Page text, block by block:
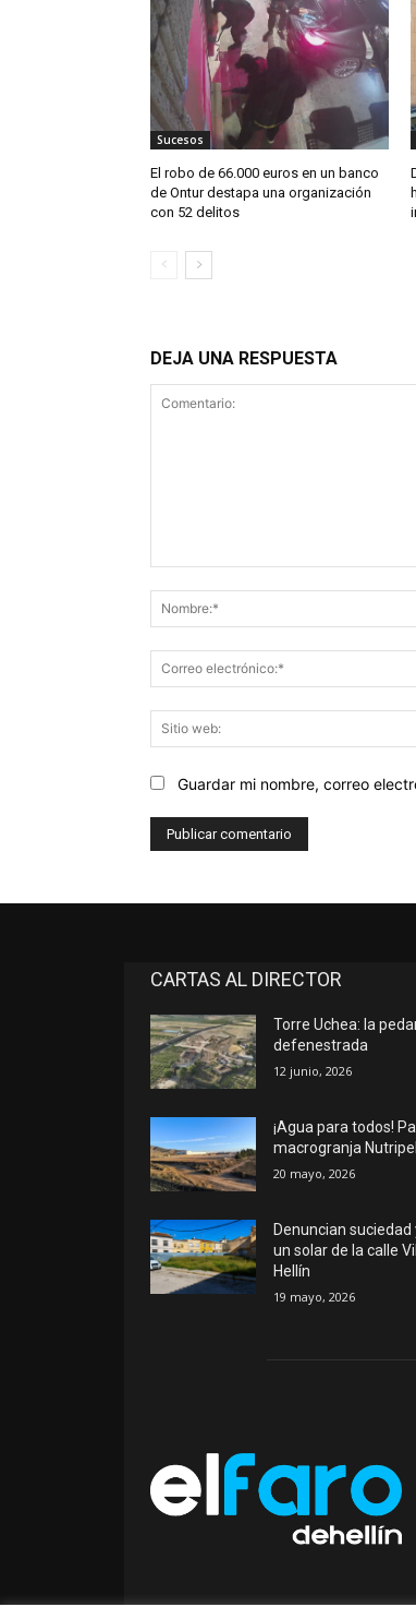
Sucesos
El robo de 66.000 euros en un banco
de Ontur destapa una organización
con 52 delitos
DEJA UNA RESPUESTA
Guardar mi nombre, correo
CARTAS AL DIRECTOR
Torre Uchea: la
defenestrada
12 junio, 2026
¡Agua para todos!
macrogranja
20 mayo, 2026
Denuncian suciedad
un solar de la calle
Hellín
19 mayo, 2026